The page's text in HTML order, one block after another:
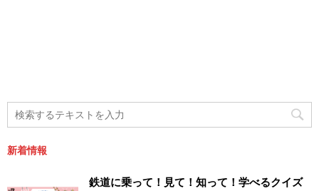
新着情報
鉄道に乗って！見て！知って！学べるクイズ